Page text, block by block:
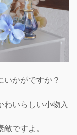
いかがですか？
わいらしい小物入
ですよ。